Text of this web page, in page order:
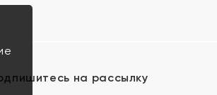
на рассылку